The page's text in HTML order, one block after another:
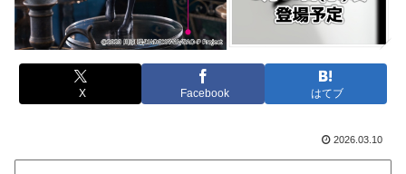
X Facebook はてブ
2026.03.10